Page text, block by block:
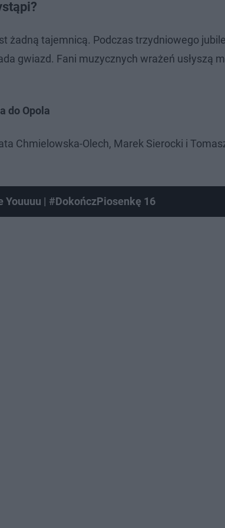
żadną tajemnicą. Podczas trzydniowego
gwiazd. Fani muzycznych wrażeń usłyszą
do Opola
Chmielowska-Olech, Marek Sierocki i
Youuuu | #DokończPiosenkę 16